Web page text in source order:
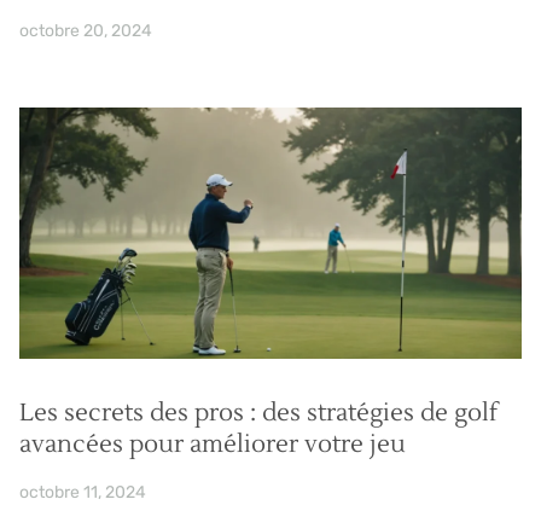
octobre 20, 2024
Les secrets des pros : des stratégies de golf
avancées pour améliorer votre jeu
octobre 11, 2024